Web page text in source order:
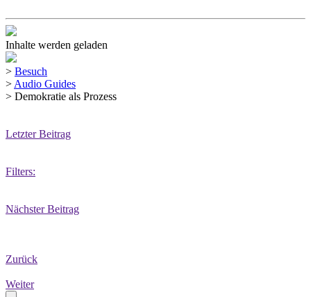
Inhalte werden geladen
> Besuch
> Audio Guides
> Demokratie als Prozess
Letzter Beitrag
Filters:
Nächster Beitrag
Zurück
Weiter